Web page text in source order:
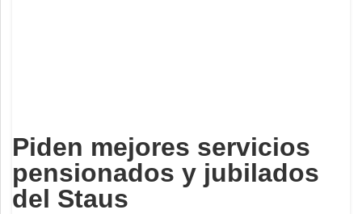
Piden mejores servicios
pensionados y jubilados
del Staus